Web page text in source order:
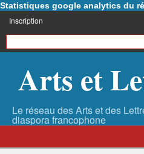
Statistiques google analytics du
Inscription
Arts et